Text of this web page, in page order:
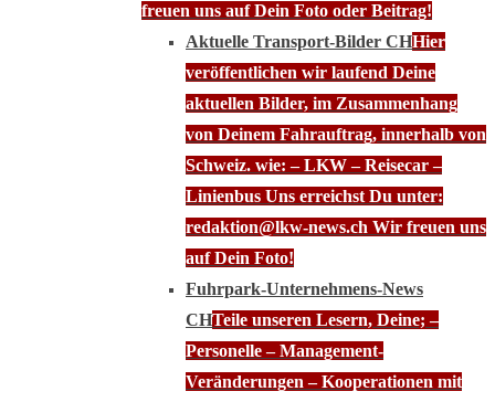
freuen uns auf Dein Foto oder Beitrag!
Aktuelle Transport-Bilder CHHier
veröffentlichen wir laufend Deine
aktuellen Bilder, im Zusammenhang
von Deinem Fahrauftrag, innerhalb von
Schweiz. wie: – LKW – Reisecar –
Linienbus Uns erreichst Du unter:
redaktion@lkw-news.ch Wir freuen uns
auf Dein Foto!
Fuhrpark-Unternehmens-News
CHTeile unseren Lesern, Deine; –
Personelle – Management-
Veränderungen – Kooperationen mit